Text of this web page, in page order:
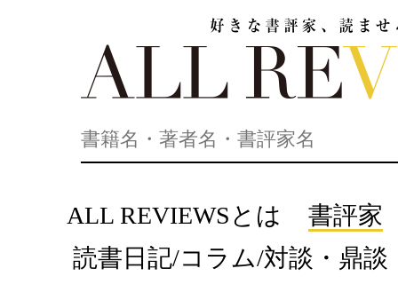
ALL REVIEWSとは
書評家
読書日記/コラム/対談・鼎談